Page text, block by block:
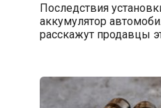
Последствия
аккумулятор
расскажут продавцы